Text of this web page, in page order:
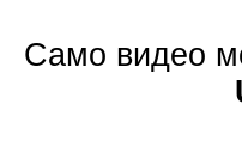
Само видео